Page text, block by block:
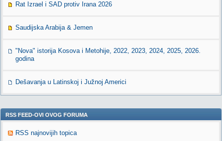
Rat Izrael i SAD protiv Irana 2026
Saudijska Arabija & Jemen
"Nova" istorija Kosova i Metohije, 2022, 2023, 2024, 2025, 2026.
godina
Dešavanja u Latinskoj i Južnoj Americi
RSS FEED-OVI OVOG FORUMA
RSS najnovijih topica